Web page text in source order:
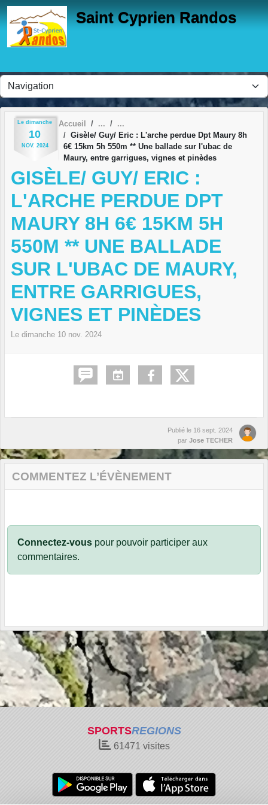
Saint Cyprien Randos
Le dimanche
10
NOV. 2024
Accueil
Gisèle/ Guy/ Eric : L'arche perdue Dpt Maury 8h
6€ 15km 5h 550m ** Une ballade sur l'ubac de
Maury, entre garrigues, vignes et pinèdes
GISÈLE/ GUY/ ERIC :
L'ARCHE PERDUE DPT
MAURY 8H 6€ 15KM 5H
550M ** UNE BALLADE
SUR L'UBAC DE MAURY,
ENTRE GARRIGUES,
VIGNES ET PINÈDES
Le dimanche 10 nov. 2024
Publié le 16 sept. 2024
par Jose TECHER
COMMENTEZ L’ÉVÈNEMENT
Connectez-vous pour pouvoir participer aux
commentaires.
SPORTSREGIONS
61471 visites
Panneau de gestion des cookies